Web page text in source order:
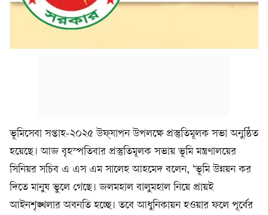
ভূমিসেবা সপ্তাহ-২০২৫ উফ্‌যাপন উপলক্ষে প্রস্তুতিমূলক সভা অনুষ্ঠিত
হয়েছে। আজ বৃহস্পতিবার প্রস্তুতিমূলক সভায় ভূমি মন্ত্রণালয়ের
সিনিয়র সচিব এ এস এম সালেহ আহমেদ বলেন, ‘ভূমি উন্নয়ন কর
দিতে মানুষ ভুলে গেছে। জলমহাল বালুমহাল নিয়ে প্রায়ই
আইনশৃঙ্খলার অবনতি হচ্ছে। তবে আধুনিকায়ন হওয়ার ফলে পূর্বের